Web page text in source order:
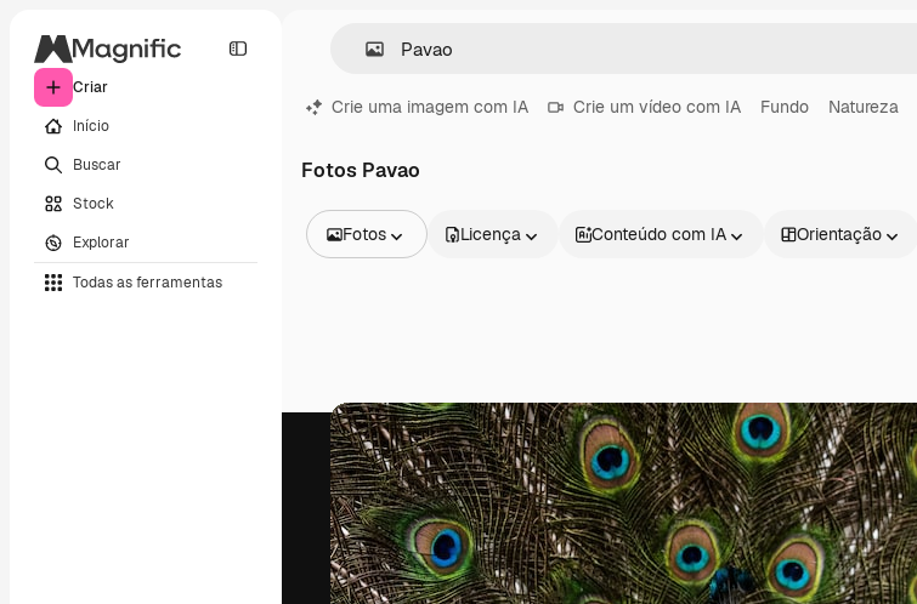
Criar
Início
Buscar
Stock
Explorar
Todas as ferramentas
Crie uma imagem com IA Crie um vídeo com IA Fundo Natureza
Fotos Pavao
Fotos
Vídeos
Clipes de vídeo
Animações
Modelos de vídeos
Ícones
Modelos 3D
Fontes
Licença Conteúdo com IA Orientação
A plataforma criativa para você direcionar
seu melhor trabalho. Mais de 1 milhão de
Produtos
Spaces
Assistente de IA